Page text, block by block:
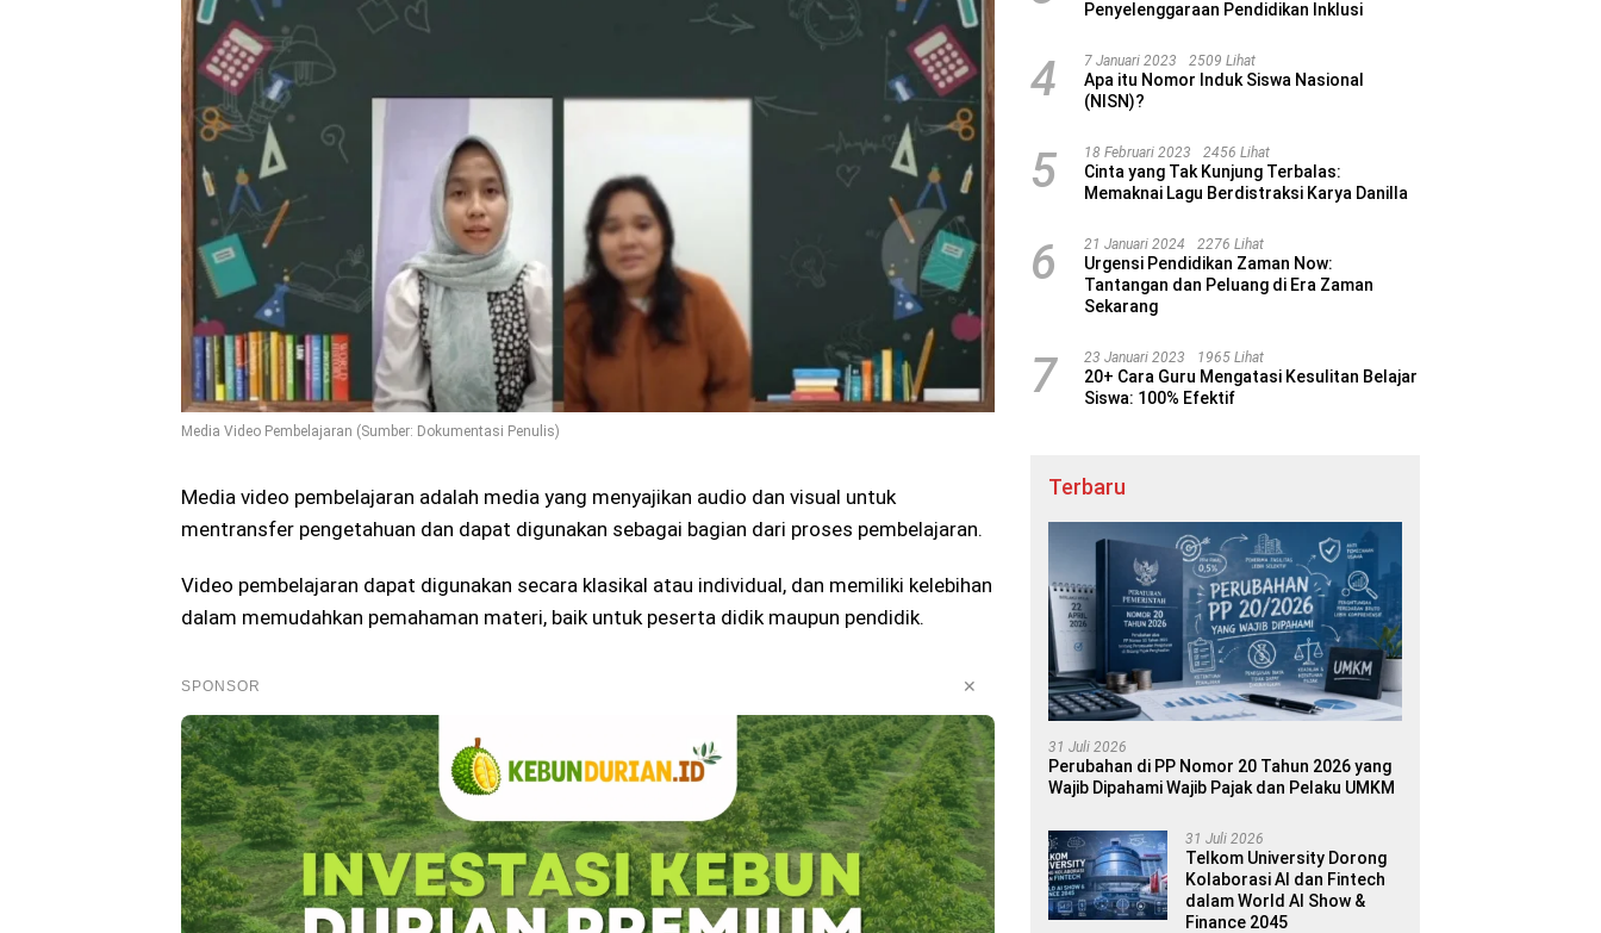
Media Video Pembelajaran (Sumber: Dokumentasi Penulis)
Media video pembelajaran adalah media yang menyajikan audio dan visual untuk
mentransfer pengetahuan dan dapat digunakan sebagai bagian dari proses pembelajaran.
Video pembelajaran dapat digunakan secara klasikal atau individual, dan memiliki kelebihan
dalam memudahkan pemahaman materi, baik untuk peserta didik maupun pendidik.
SPONSOR ✕
Penyelenggaraan Pendidikan Inklusi
4 7 Januari 2023 2509 Lihat
Apa itu Nomor Induk Siswa Nasional
(NISN)?
5 18 Februari 2023 2456 Lihat
Cinta yang Tak Kunjung Terbalas:
Memaknai Lagu Berdistraksi Karya Danilla
6 21 Januari 2024 2276 Lihat
Urgensi Pendidikan Zaman Now:
Tantangan dan Peluang di Era Zaman
Sekarang
7 23 Januari 2023 1965 Lihat
20+ Cara Guru Mengatasi Kesulitan Belajar
Siswa: 100% Efektif
Terbaru
31 Juli 2026
Perubahan di PP Nomor 20 Tahun 2026 yang
Wajib Dipahami Wajib Pajak dan Pelaku UMKM
31 Juli 2026
Telkom University Dorong
Kolaborasi AI dan Fintech
dalam World AI Show &
Finance 2045